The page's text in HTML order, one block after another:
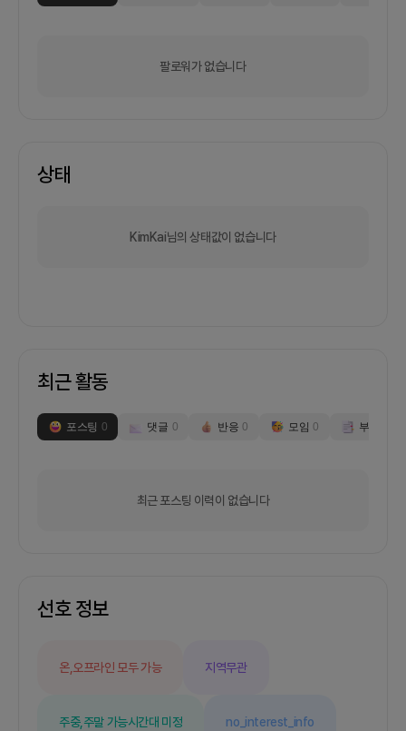
팔로워가 없습니다
상태
KimKai님의 상태값이 없습니다
최근 활동
포스팅 0 댓글 0 반응 0 모임 0 부스
최근 포스팅 이력이 없습니다
선호 정보
온,오프라인 모두 가능 지역무관
주중,주말 가능시간대 미정 no_interest_info